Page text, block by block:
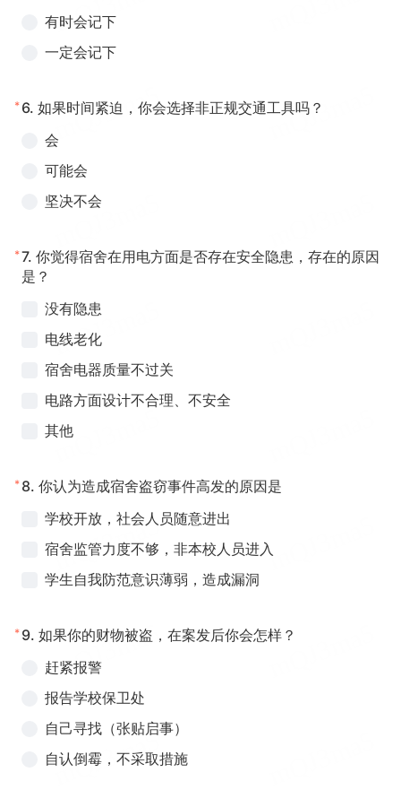
有时会记下
一定会记下
* 6. 如果时间紧迫，你会选择非正规交通工具吗？
会
可能会
坚决不会
*7. 你觉得宿舍在用电方面是否存在安全隐患，存在的原因
是？
没有隐患
电线老化
宿舍电器质量不过关
电路方面设计不合理、不安全
其他
* 8. 你认为造成宿舍盗窃事件高发的原因是
学校开放，社会人员随意进出
宿舍监管力度不够，非本校人员进入
学生自我防范意识薄弱，造成漏洞
* 9. 如果你的财物被盗，在案发后你会怎样？
赶紧报警
报告学校保卫处
自己寻找（张贴启事）
自认倒霉，不采取措施